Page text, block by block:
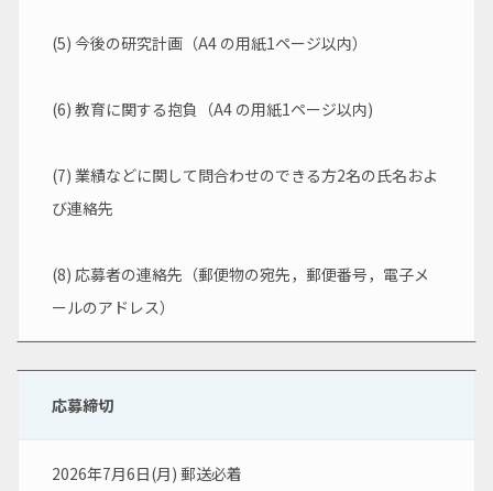
(5) 今後の研究計画（A4 の用紙1ページ以内）
(6) 教育に関する抱負（A4 の用紙1ページ以内)
(7) 業績などに関して問合わせのできる方2名の氏名およ
び連絡先
(8) 応募者の連絡先（郵便物の宛先，郵便番号，電子メ
ールのアドレス）
応募締切
2026年7月6日(月) 郵送必着